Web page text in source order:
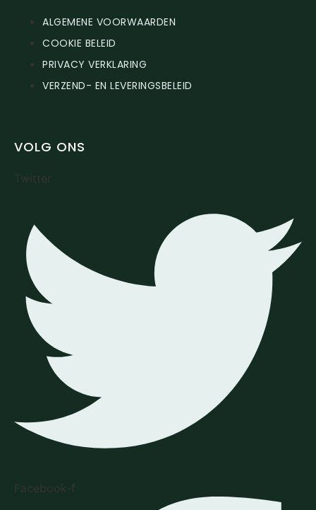
ALGEMENE VOORWAARDEN
COOKIE BELEID
PRIVACY VERKLARING
VERZEND- EN LEVERINGSBELEID
VOLG ONS
Twitter
Facebook-f